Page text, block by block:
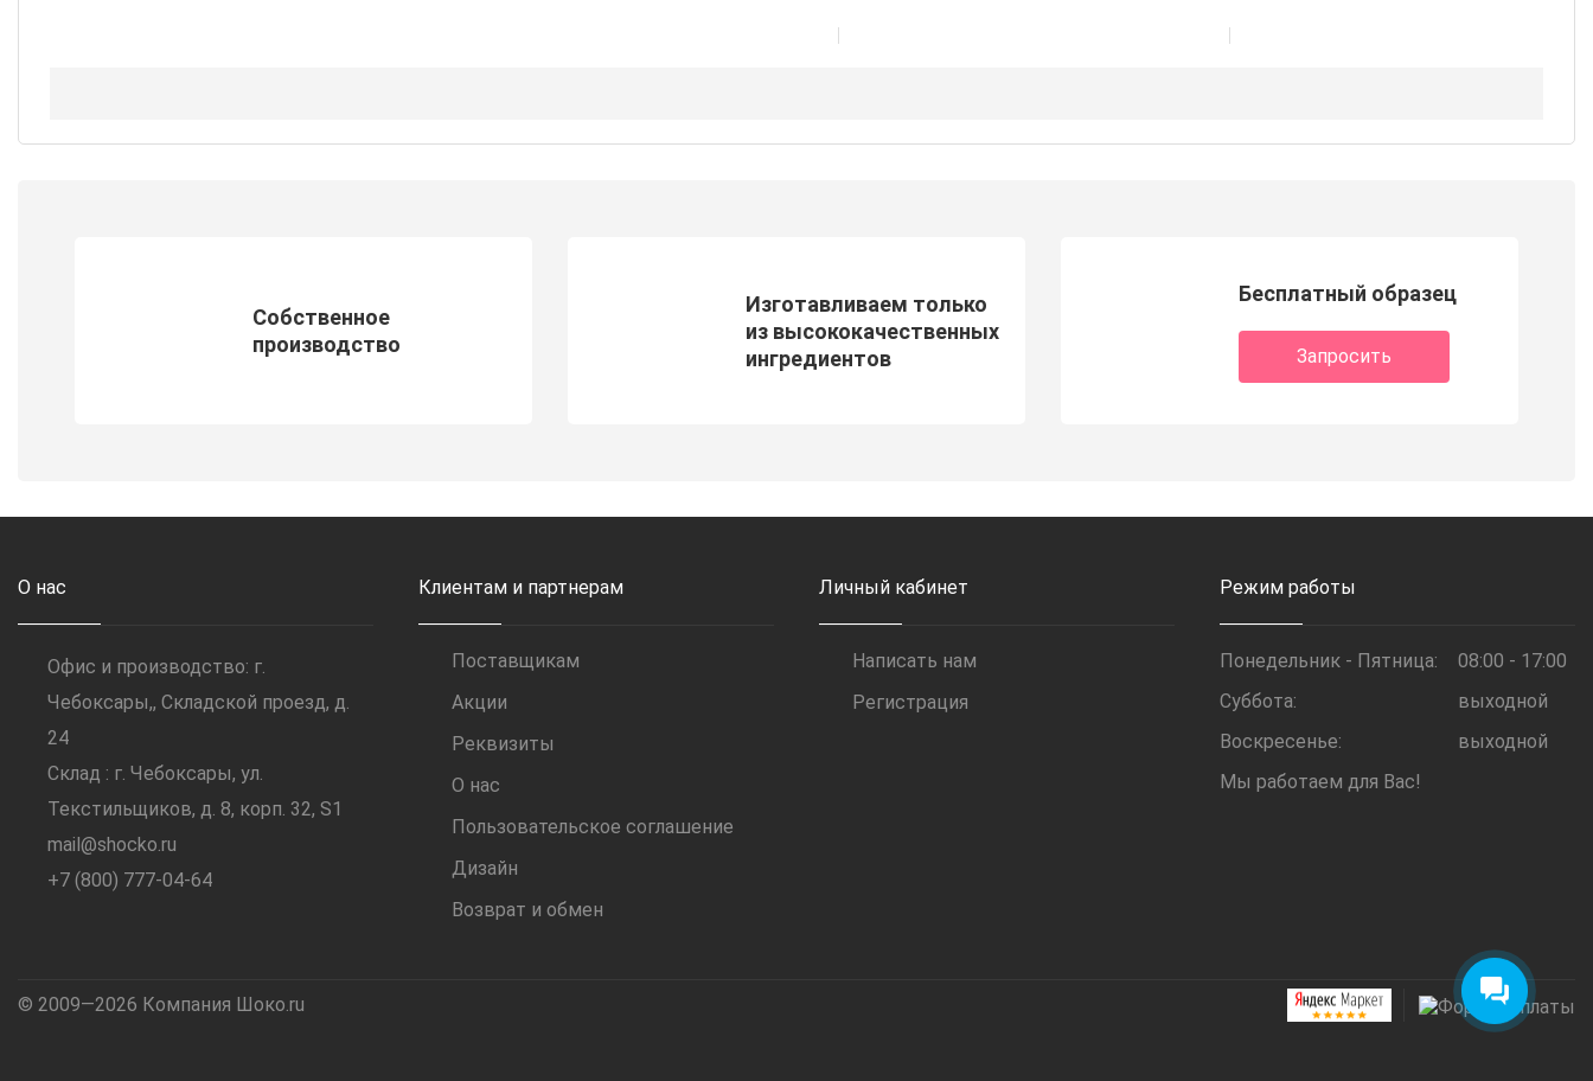
Собственное
производство
Изготавливаем только
из высококачественных
ингредиентов
Бесплатный образец
Запросить
О нас
Офис и производство: г.
Чебоксары,, Складской проезд, д.
24
Склад : г. Чебоксары, ул.
Текстильщиков, д. 8, корп. 32, S1
mail@shocko.ru
+7 (800) 777-04-64
Клиентам и партнерам
Поставщикам
Акции
Реквизиты
О нас
Пользовательское соглашение
Дизайн
Возврат и обмен
Личный кабинет
Написать нам
Регистрация
Режим работы
Понедельник - Пятница:
08:00 - 17:00
Суббота:
выходной
Воскресенье:
выходной
Мы работаем для Вас!
© 2009—2026 Компания Шоко.ru